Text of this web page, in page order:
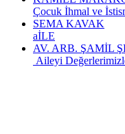
Çocuk İhmal ve
SEMA KAVAK
aİLE
AV. ARB. ŞAMİL
Aileyi